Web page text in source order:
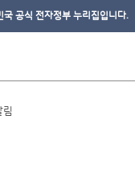
국 공식 전자정부 누리집입니다.
림